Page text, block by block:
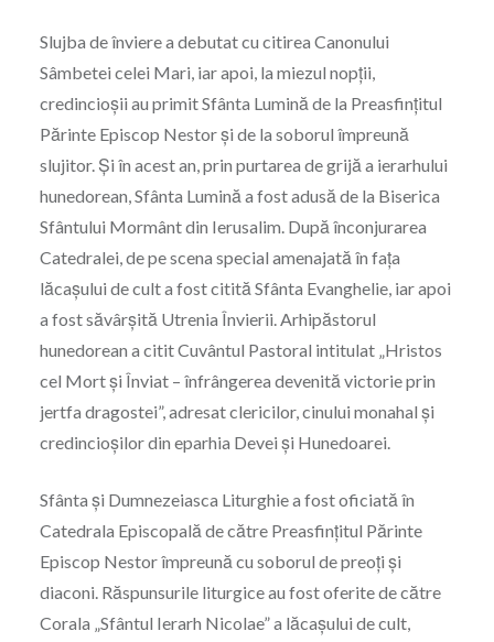
Slujba de înviere a debutat cu citirea Canonului
Sâmbetei celei Mari, iar apoi, la miezul nopții,
credincioșii au primit Sfânta Lumină de la Preasfințitul
Părinte Episcop Nestor și de la soborul împreună
slujitor. Și în acest an, prin purtarea de grijă a ierarhului
hunedorean, Sfânta Lumină a fost adusă de la Biserica
Sfântului Mormânt din Ierusalim. După înconjurarea
Catedralei, de pe scena special amenajată în fața
lăcașului de cult a fost citită Sfânta Evanghelie, iar apoi
a fost săvârșită Utrenia Învierii. Arhipăstorul
hunedorean a citit Cuvântul Pastoral intitulat „Hristos
cel Mort și Înviat – înfrângerea devenită victorie prin
jertfa dragostei”, adresat clericilor, cinului monahal și
credincioșilor din eparhia Devei și Hunedoarei.
Sfânta și Dumnezeiasca Liturghie a fost oficiată în
Catedrala Episcopală de către Preasfințitul Părinte
Episcop Nestor împreună cu soborul de preoți și
diaconi. Răspunsurile liturgice au fost oferite de către
Corala „Sfântul Ierarh Nicolae” a lăcașului de cult,